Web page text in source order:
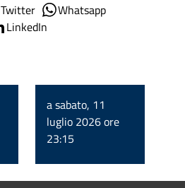
Twitter
Whatsapp
LinkedIn
a sabato, 11
luglio 2026 ore
23:15